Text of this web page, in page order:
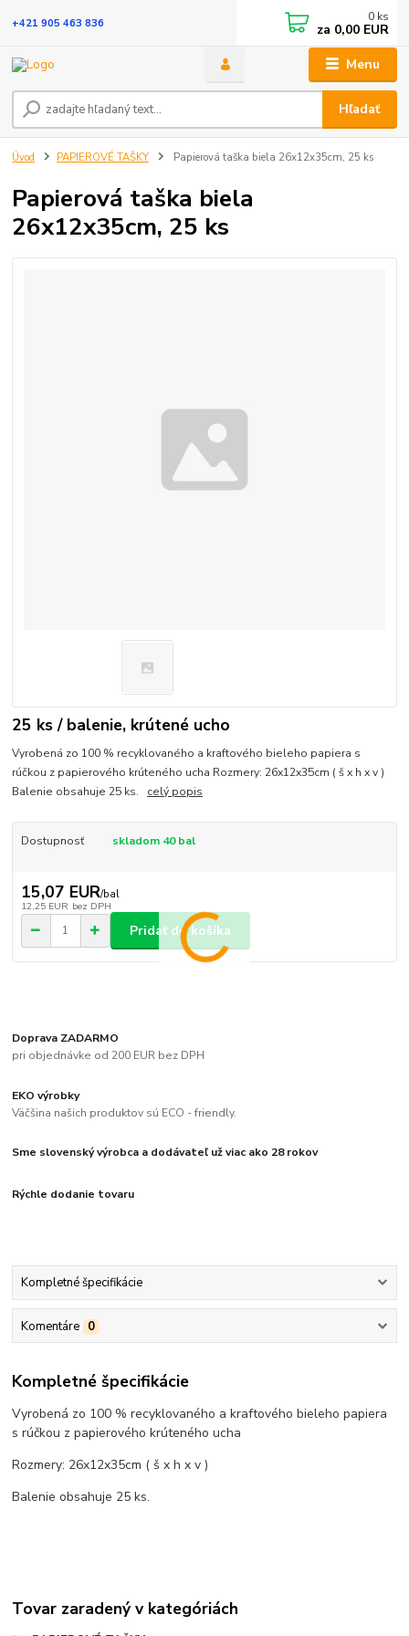
Menu
Hľadať
+421 905 463 836 0 ks
za 0,00 EUR
Úvod PAPIEROVÉ TAŠKY Papierová taška biela 26x12x35cm, 25 ks
Papierová taška biela
26x12x35cm, 25 ks
25 ks / balenie, krútené ucho
Vyrobená zo 100 % recyklovaného a kraftového bieleho papiera s
rúčkou z papierového krúteného ucha Rozmery: 26x12x35cm ( š x h x v )
Balenie obsahuje 25 ks. celý popis
Dostupnosť skladom 40 bal
15,07 EUR/bal
12,25 EUR bez DPH
Pridať do košíka
Doprava ZADARMO
pri objednávke od 200 EUR bez DPH
EKO výrobky
Väčšina našich produktov sú ECO - friendly.
Sme slovenský výrobca a dodávateľ už viac ako 28 rokov
Rýchle dodanie tovaru
Kompletné špecifikácie
Komentáre 0
Kompletné špecifikácie
Vyrobená zo 100 % recyklovaného a kraftového bieleho papiera
s rúčkou z papierového krúteného ucha
Rozmery: 26x12x35cm ( š x h x v )
Balenie obsahuje 25 ks.
Tovar zaradený v kategóriách